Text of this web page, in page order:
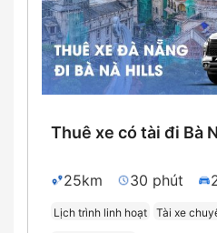
Thuê xe có tài đi Bà
25km 30 phút
Lịch trình linh hoạt Tài xe